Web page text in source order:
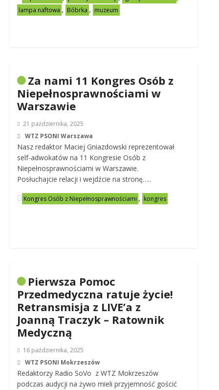
lampa naftowa , Bóbrka , muzeum
Za nami 11 Kongres Osób z
Niepełnosprawnościami w
Warszawie
21 października, 2025
WTZ PSONI Warszawa
Nasz redaktor Maciej Gniazdowski reprezentował
self-adwokatów na 11 Kongresie Osób z
Niepełnosprawnościami w Warszawie.
Posłuchajcie relacji i wejdźcie na stronę…..
Kongres Osób z Niepełnosprawnościami , kongres
Pierwsza Pomoc
Przedmedyczna ratuje życie!
Retransmisja z LIVE’a z
Joanną Traczyk – Ratownik
Medyczną
16 października, 2025
WTZ PSONI Mokrzeszów
Redaktorzy Radio SoVo z WTZ Mokrzeszów
podczas audycji na żywo mieli przyjemność gościć